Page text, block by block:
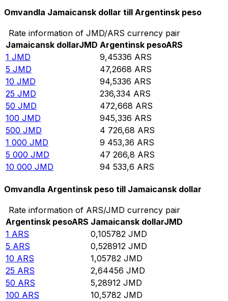
Omvandla Jamaicansk dollar till Argentinsk peso
Rate information of JMD/ARS currency pair
Jamaicansk dollarJMD Argentinsk pesoARS
1 JMD 9,45336 ARS
5 JMD 47,2668 ARS
10 JMD 94,5336 ARS
25 JMD 236,334 ARS
50 JMD 472,668 ARS
100 JMD 945,336 ARS
500 JMD 4 726,68 ARS
1 000 JMD 9 453,36 ARS
5 000 JMD 47 266,8 ARS
10 000 JMD 94 533,6 ARS
Omvandla Argentinsk peso till Jamaicansk dollar
Rate information of ARS/JMD currency pair
Argentinsk pesoARS Jamaicansk dollarJMD
1 ARS 0,105782 JMD
5 ARS 0,528912 JMD
10 ARS 1,05782 JMD
25 ARS 2,64456 JMD
50 ARS 5,28912 JMD
100 ARS 10,5782 JMD